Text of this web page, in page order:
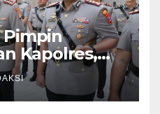
Pimpin
Kapolres,
dan